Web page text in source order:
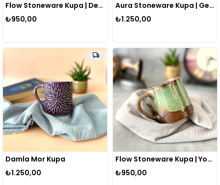
Flow Stoneware Kupa | Derin
₺950,00
Aura Stoneware Kupa | Gece Mavisi
₺1.250,00
Damla Mor Kupa
₺1.250,00
Flow Stoneware Kupa | Yosun
₺950,00